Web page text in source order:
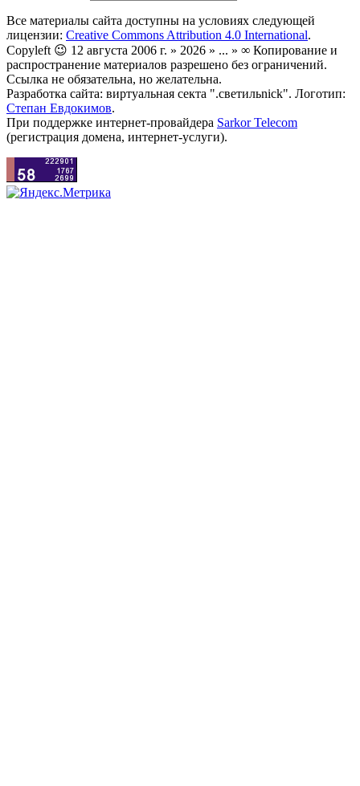
Все материалы сайта доступны на условиях следующей
лицензии: Creative Commons Attribution 4.0 International.
Copyleft 😉 12 августа 2006 г. » 2026 » ... » ∞ Копирование и
распространение материалов разрешено без ограничений.
Ссылка не обязательна, но желательна.
Разработка сайта: виртуальная секта ".светильnick". Логотип:
Степан Евдокимов.
При поддержке интернет-провайдера Sarkor Telecom
(регистрация домена, интернет-услуги).